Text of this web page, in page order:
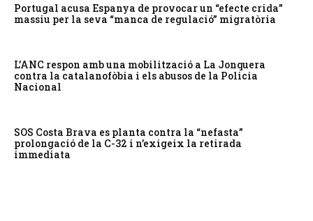
Portugal acusa Espanya de provocar un “efecte crida”
massiu per la seva “manca de regulació” migratòria
L’ANC respon amb una mobilització a La Jonquera
contra la catalanofòbia i els abusos de la Policia
Nacional
SOS Costa Brava es planta contra la “nefasta”
prolongació de la C-32 i n’exigeix la retirada
immediata